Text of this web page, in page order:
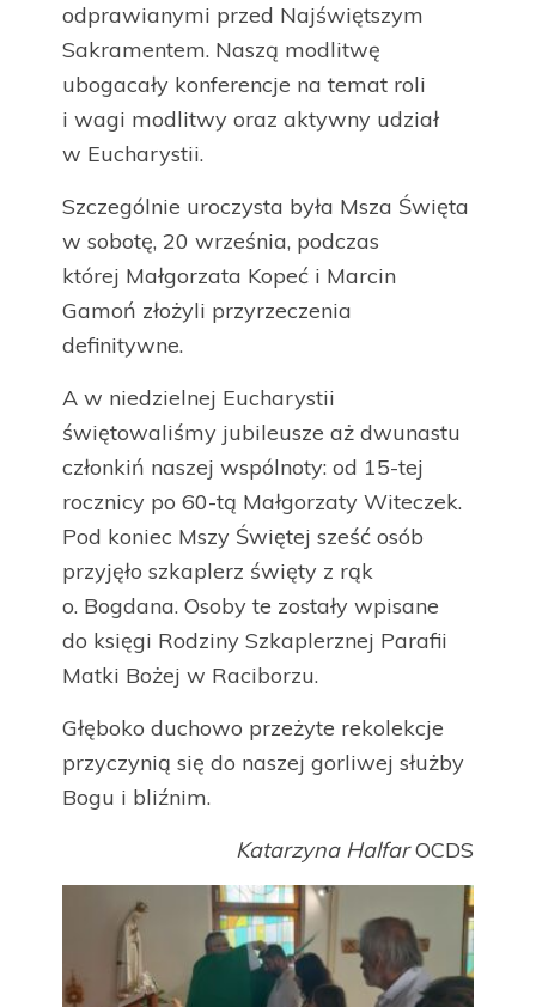
odprawianymi przed Najświętszym
Sakramentem. Naszą modlitwę
ubogacały konferencje na temat roli
i wagi modlitwy oraz aktywny udział
w Eucharystii.
Szczególnie uroczysta była Msza Święta
w sobotę, 20 września, podczas
której Małgorzata Kopeć i Marcin
Gamoń złożyli przyrzeczenia
definitywne.
A w niedzielnej Eucharystii
świętowaliśmy jubileusze aż dwunastu
członkiń naszej wspólnoty: od 15-tej
rocznicy po 60-tą Małgorzaty Witeczek.
Pod koniec Mszy Świętej sześć osób
przyjęło szkaplerz święty z rąk
o. Bogdana. Osoby te zostały wpisane
do księgi Rodziny Szkaplerznej Parafii
Matki Bożej w Raciborzu.
Głęboko duchowo przeżyte rekolekcje
przyczynią się do naszej gorliwej służby
Bogu i bliźnim.
Katarzyna HalfarOCDS